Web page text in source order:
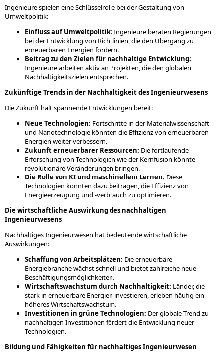
Ingenieure spielen eine Schlüsselrolle bei der Gestaltung von
Umweltpolitik:
Einfluss auf Umweltpolitik: Ingenieure beraten Regierungen
bei der Entwicklung von Richtlinien, die den Übergang zu
erneuerbaren Energien fördern.
Beitrag zu den Zielen für nachhaltige Entwicklung:
Ingenieure arbeiten aktiv an Projekten, die den globalen
Nachhaltigkeitszielen entsprechen.
Zukünftige Trends in der Nachhaltigkeit des Ingenieurwesens
Die Zukunft hält spannende Entwicklungen bereit:
Neue Technologien: Fortschritte in der Materialwissenschaft
und Nanotechnologie könnten die Effizienz von erneuerbaren
Energien weiter verbessern.
Zukunft erneuerbarer Ressourcen: Die fortlaufende
Erforschung von Technologien wie der Kernfusion könnte
revolutionäre Veränderungen bringen.
Die Rolle von KI und maschinellem Lernen: Diese
Technologien könnten dazu beitragen, die Effizienz von
Energieerzeugung und -verbrauch zu optimieren.
Die wirtschaftliche Auswirkung des nachhaltigen
Ingenieurwesens
Nachhaltiges Ingenieurwesen hat bedeutende wirtschaftliche
Auswirkungen:
Schaffung von Arbeitsplätzen: Die erneuerbare
Energiebranche wächst schnell und bietet zahlreiche neue
Beschäftigungsmöglichkeiten.
Wirtschaftswachstum durch Nachhaltigkeit: Länder, die
stark in erneuerbare Energien investieren, erleben häufig ein
höheres Wirtschaftswachstum.
Investitionen in grüne Technologien: Der globale Trend zu
nachhaltigen Investitionen fördert die Entwicklung neuer
Technologien.
Bildung und Fähigkeiten für nachhaltiges Ingenieurwesen